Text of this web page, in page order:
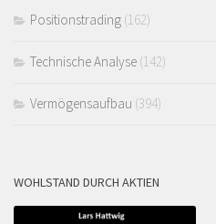
Positionstrading (162)
Technische Analyse (142)
Vermögensaufbau (394)
WOHLSTAND DURCH AKTIEN